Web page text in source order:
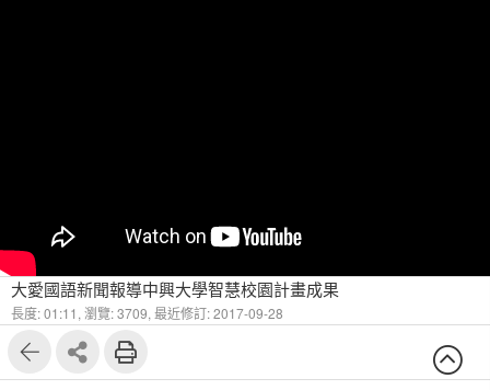
大愛國語新聞報導中興大學智慧校園計畫成果
長度: 01:11, 瀏覽: 3709, 最近修訂: 2017-09-28